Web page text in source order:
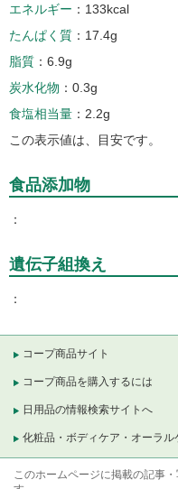
エネルギー
133kcal
たんぱく質
17.4g
脂質
6.9g
炭水化物
0.3g
食塩相当量
2.2g
この表示値は、目安です。
食品添加物
遺伝子組換え
コープ商品サイト
コープ商品を購入するには
日用品の情報検索サイトへ
化粧品・ボディケア・オーラ
このホームページに掲載の記事